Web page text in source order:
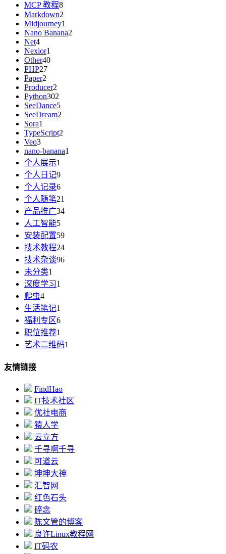
MCP 教程8
Markdown2
Midjourney1
Nano Banana2
Net4
Nexior1
Other40
PHP27
Paper2
Producer2
Python302
SeeDance5
SeeDream2
Sora1
TypeScript2
Veo3
nano-banana1
个人展示1
个人日记9
个人记录6
个人随笔21
产品推广34
人工智能5
安装配置59
技术教程24
技术杂谈96
未分类1
深度学习1
爬虫4
生活笔记1
福利专区6
职位推荐1
艺术二维码1
友情链接
FindHao
IT技术社区
优社电商
猿人学
云立方
千寻啊千寻
可道云
坤坤大神
汇智网
红色石头
碎念
陈文管的博客
良许Linux教程网
IT码农